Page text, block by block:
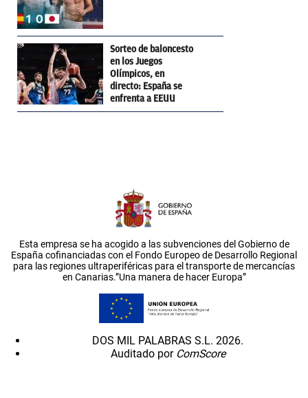
Sorteo de baloncesto
en los Juegos
Olímpicos, en
directo: España se
enfrenta a EEUU
Esta empresa se ha acogido a las subvenciones del Gobierno de
España cofinanciadas con el Fondo Europeo de Desarrollo Regional
para las regiones ultraperiféricas para el transporte de mercancías
en Canarias.”Una manera de hacer Europa”
DOS MIL PALABRAS S.L. 2026.
Auditado por ComScore